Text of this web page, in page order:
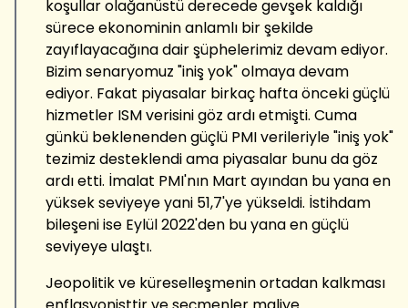
koşullar olağanüstü derecede gevşek kaldığı
sürece ekonominin anlamlı bir şekilde
zayıflayacağına dair şüphelerimiz devam ediyor.
Bizim senaryomuz "iniş yok" olmaya devam
ediyor. Fakat piyasalar birkaç hafta önceki güçlü
hizmetler ISM verisini göz ardı etmişti. Cuma
günkü beklenenden güçlü PMI verileriyle "iniş yok"
tezimiz desteklendi ama piyasalar bunu da göz
ardı etti. İmalat PMI'nın Mart ayından bu yana en
yüksek seviyeye yani 51,7'ye yükseldi. İstihdam
bileşeni ise Eylül 2022'den bu yana en güçlü
seviyeye ulaştı.
Jeopolitik ve küreselleşmenin ortadan kalkması